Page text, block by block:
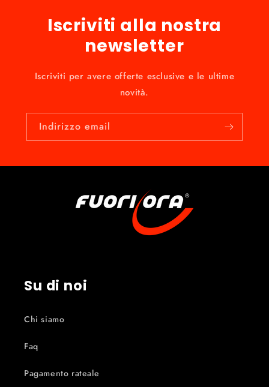
Iscriviti alla nostra
newsletter
Iscriviti per avere offerte esclusive e le ultime
novità.
Indirizzo email
Su di noi
Chi siamo
Faq
Pagamento rateale